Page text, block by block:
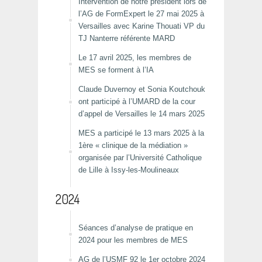
l’AG de FormExpert le 27 mai 2025 à
Versailles avec Karine Thouati VP du
TJ Nanterre référente MARD
Le 17 avril 2025, les membres de
MES se forment à l’IA
Claude Duvernoy et Sonia Koutchouk
ont participé à l’UMARD de la cour
d’appel de Versailles le 14 mars 2025
MES a participé le 13 mars 2025 à la
1ère « clinique de la médiation »
organisée par l’Université Catholique
de Lille à Issy-les-Moulineaux
2024
Séances d’analyse de pratique en
2024 pour les membres de MES
AG de l’USMF 92 le 1er octobre 2024